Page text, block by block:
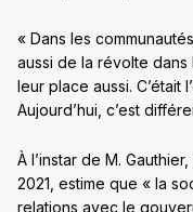
« Dans les
aussi de la révolte
leur place aussi. C’était
Aujourd’hui, c’est
À l’instar de M.
2021, estime que « la
relations avec le